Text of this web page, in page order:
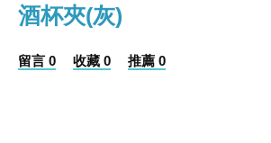
酒杯夾(灰)
留言 0 收藏 0 推薦 0